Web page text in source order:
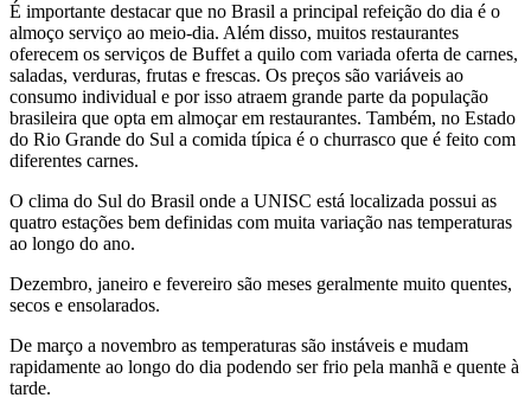
É importante destacar que no Brasil a principal refeição do dia é o
almoço serviço ao meio-dia. Além disso, muitos restaurantes
oferecem os serviços de Buffet a quilo com variada oferta de carnes,
saladas, verduras, frutas e frescas. Os preços são variáveis ao
consumo individual e por isso atraem grande parte da população
brasileira que opta em almoçar em restaurantes. Também, no Estado
do Rio Grande do Sul a comida típica é o churrasco que é feito com
diferentes carnes.
O clima do Sul do Brasil onde a UNISC está localizada possui as
quatro estações bem definidas com muita variação nas temperaturas
ao longo do ano.
Dezembro, janeiro e fevereiro são meses geralmente muito quentes,
secos e ensolarados.
De março a novembro as temperaturas são instáveis e mudam
rapidamente ao longo do dia podendo ser frio pela manhã e quente à
tarde.